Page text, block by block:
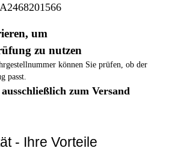
A2468201566
um
zu nutzen
können Sie prüfen, ob der
passt.
zum Versand
- Ihre Vorteile